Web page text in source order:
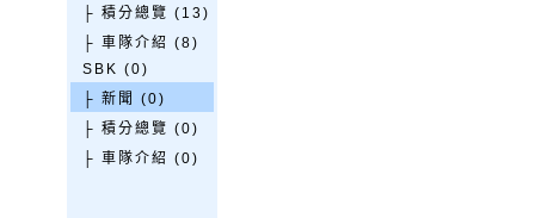
├ 積分總覽 (13)
├ 車隊介紹 (8)
SBK (0)
├ 新聞 (0)
├ 積分總覽 (0)
├ 車隊介紹 (0)